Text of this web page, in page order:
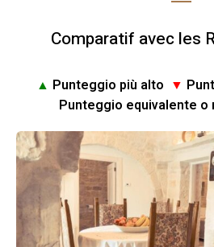
Comparatif avec les
▲ Punteggio più alto ▼
Punteggio equivalente o